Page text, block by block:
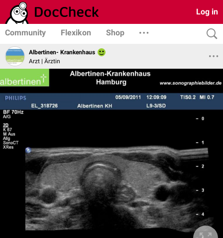
Log in
Community Flexikon Shop
Albertinen- Krankenhaus
Arzt | Ärztin